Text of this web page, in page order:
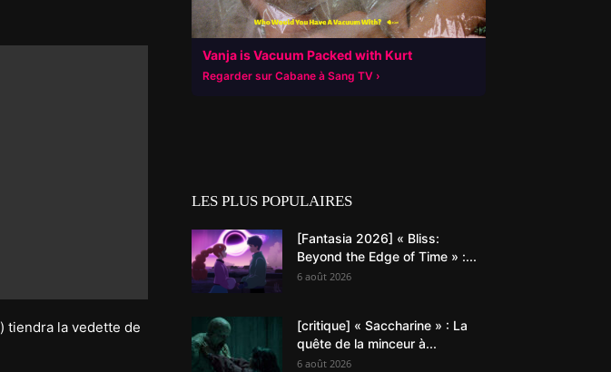
) tiendra la vedette de
Vanja is Vacuum Packed with Kurt
Regarder sur Cabane à Sang TV
LES PLUS POPULAIRES
[Fantasia 2026] « Bliss:
Beyond the Edge of Time » :...
6 août 2026
[critique] « Saccharine » : La
quête de la minceur à...
6 août 2026